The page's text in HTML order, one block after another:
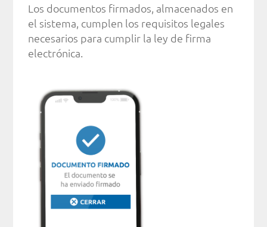
Los documentos firmados, almacenados en
el sistema, cumplen los requisitos legales
necesarios para cumplir la ley de firma
electrónica.